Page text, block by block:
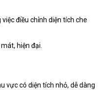
điều chỉnh diện tích che
hiện đại.
vực có diện tích nhỏ, dễ dàng